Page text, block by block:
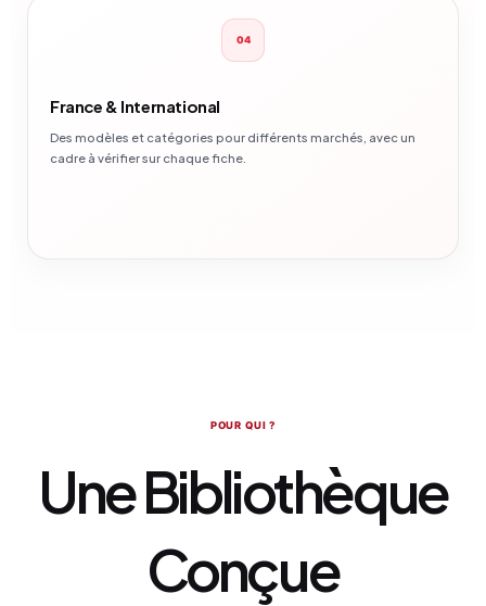
04
France & International
Des modèles et catégories pour différents marchés, avec un
cadre à vérifier sur chaque fiche.
POUR QUI ?
Une Bibliothèque
Conçue